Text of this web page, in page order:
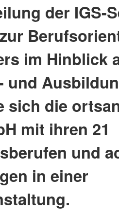
der IGS-
im Hinblick
und
sich die
mit ihren 21
und
in einer